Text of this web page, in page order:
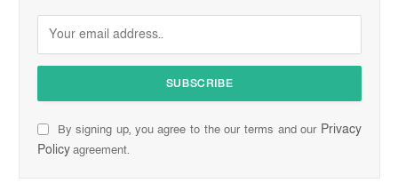
By signing up, you agree to the our terms and our Privacy
Policyagreement.